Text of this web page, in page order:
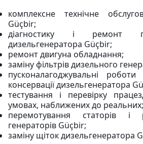
комплексне технічне
Güçbir;
діагностику і ремонт
дизельгенератора Güçbir;
ремонт двигуна обладнання;
заміну фільтрів дизельного
пусконалагоджувальні
консервації дизельгенератора
тестування і перевірку
умовах, наближених до реальних;
перемотування статорів і
генераторів Güçbir;
заміну щіток дизельгенератора